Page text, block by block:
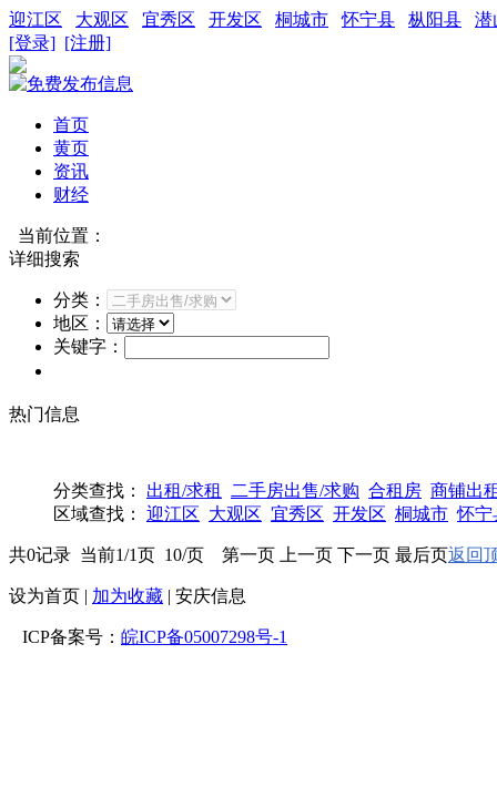
迎江区 大观区 宜秀区 开发区 桐城市 怀宁县 枞阳县
潜
[登录] [注册]
首页
黄页
资讯
财经
当前位置：
详细搜索
分类：
地区：
关键字：
热门信息
分类查找： 出租/求租 二手房出售/求购 合租房 商铺出
区域查找： 迎江区 大观区 宜秀区 开发区 桐城市 怀宁
返回
共0记录 当前1/1页 10/页 第一页 上一页 下一页 最后页
设为首页 | 加为收藏 | 安庆信息
ICP备案号： 皖ICP备05007298号-1